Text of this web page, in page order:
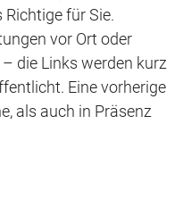
für Sie.
vor Ort oder
die Links werden kurz
Eine vorherige
als auch in Präsenz